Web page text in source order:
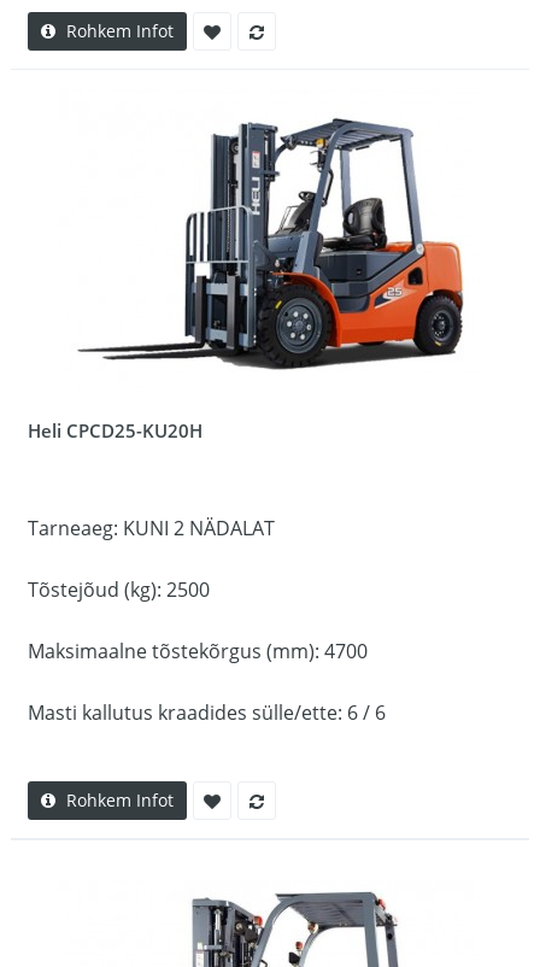
Rohkem Infot
Heli CPCD25-KU20H
Tarneaeg: KUNI 2 NÄDALAT
Tõstejõud (kg): 2500
Maksimaalne tõstekõrgus (mm): 4700
Masti kallutus kraadides sülle/ette: 6 / 6
Rohkem Infot